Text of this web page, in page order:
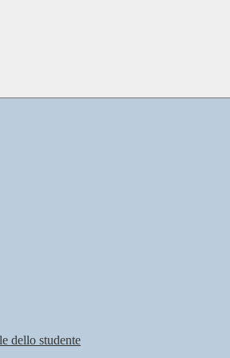
dello studente